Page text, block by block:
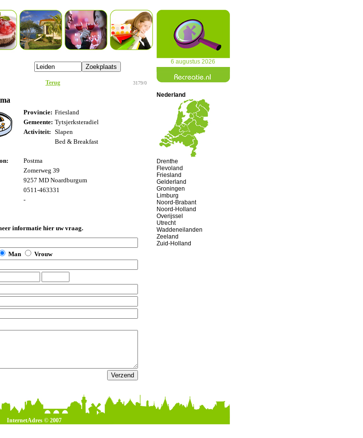
6 augustus 2026
Terug 3179/0
Provincie: Friesland
Gemeente: Tytsjerksteradiel
Activiteit: Slapen
Bed & Breakfast
Postma
Zomerweg 39
9257 MD Noardburgum
0511-463331
-
informatie hier uw vraag.
Man
Vrouw
Nederland
Drenthe
Flevoland
Friesland
Gelderland
Groningen
Limburg
Noord-Brabant
Noord-Holland
Overijssel
Utrecht
Waddeneilanden
Zeeland
Zuid-Holland
InternetAdres © 2007